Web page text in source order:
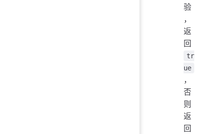
验
，
返
回
tr
ue
，
否
则
返
回